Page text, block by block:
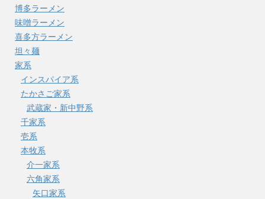
博多ラーメン
味噌ラーメン
喜多方ラーメン
坦々麺
家系
インスパイア系
たかさご家系
武蔵家・新中野系
千家系
壱系
本牧系
介一家系
六角家系
矢口家系